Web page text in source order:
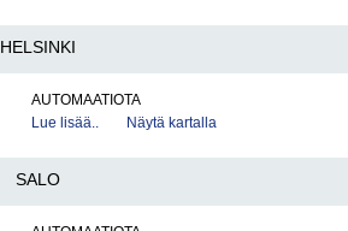
HELSINKI
AUTOMAATIOTA
Lue lisää..
Näytä kartalla
SALO